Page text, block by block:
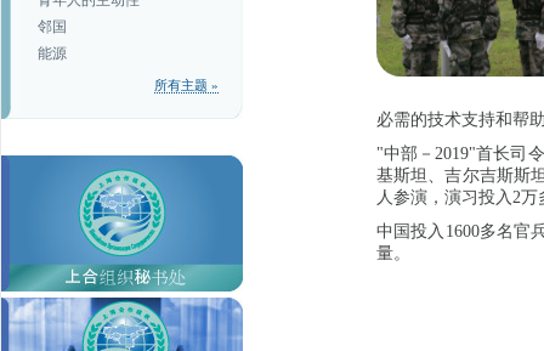
邻国
能源
所有主题 »
必需的技术支持和帮
"中部－2019"首长司
基斯坦、吉尔吉斯斯
人参演，演习投入2
中国投入1600多名官
量。